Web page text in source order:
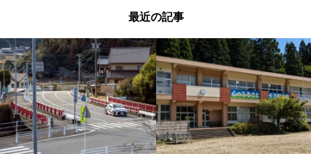
最近の記事